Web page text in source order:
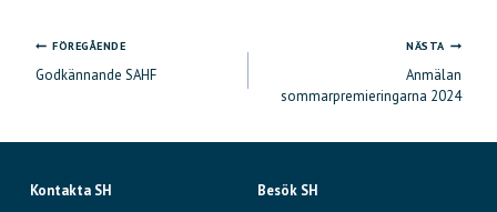
Inläggsnavigering
FÖREGÅENDE
Godkännande SAHF
NÄSTA
Anmälan
sommarpremieringarna 2024
Kontakta SH
Besök SH